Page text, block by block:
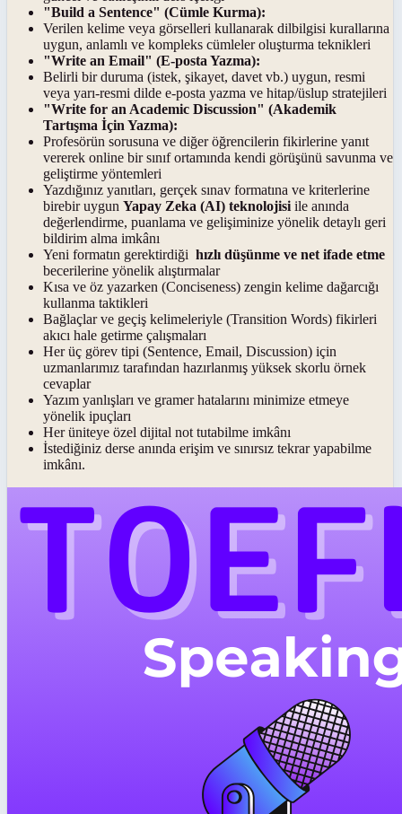
"Build a Sentence" (Cümle Kurma):
Verilen kelime veya görselleri kullanarak dilbilgisi kurallarına
uygun, anlamlı ve kompleks cümleler oluşturma teknikleri
"Write an Email" (E-posta Yazma):
Belirli bir duruma (istek, şikayet, davet vb.) uygun, resmi
veya yarı-resmi dilde e-posta yazma ve hitap/üslup stratejileri
"Write for an Academic Discussion" (Akademik
Tartışma İçin Yazma):
Profesörün sorusuna ve diğer öğrencilerin fikirlerine yanıt
vererek online bir sınıf ortamında kendi görüşünü savunma ve
geliştirme yöntemleri
Yazdığınız yanıtları, gerçek sınav formatına ve kriterlerine
birebir uygun Yapay Zeka (AI) teknolojisi ile anında
değerlendirme, puanlama ve gelişiminize yönelik detaylı geri
bildirim alma imkânı
Yeni formatın gerektirdiği hızlı düşünme ve net ifade etme
becerilerine yönelik alıştırmalar
Kısa ve öz yazarken (Conciseness) zengin kelime dağarcığı
kullanma taktikleri
Bağlaçlar ve geçiş kelimeleriyle (Transition Words) fikirleri
akıcı hale getirme çalışmaları
Her üç görev tipi (Sentence, Email, Discussion) için
uzmanlarımız tarafından hazırlanmış yüksek skorlu örnek
cevaplar
Yazım yanlışları ve gramer hatalarını minimize etmeye
yönelik ipuçları
Her üniteye özel dijital not tutabilme imkânı
İstediğiniz derse anında erişim ve sınırsız tekrar yapabilme
imkânı.